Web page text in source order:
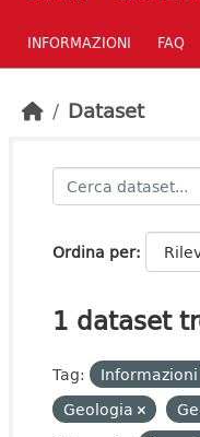
INFORMAZIONI FAQ
Dataset
Ordina per
1 dataset
Tag:
Geologia